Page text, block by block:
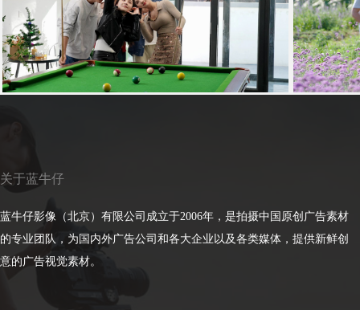
关于蓝牛仔
蓝牛仔影像（北京）有限公司成立于2006年，是拍摄中国原创广告素材
的专业团队，为国内外广告公司和各大企业以及各类媒体，提供新鲜创
意的广告视觉素材。